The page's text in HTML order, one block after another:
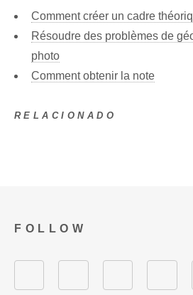
Comment créer un cadre
Résoudre des problèmes de
photo
Comment obtenir la note
RELACIONADO
FOLLOW